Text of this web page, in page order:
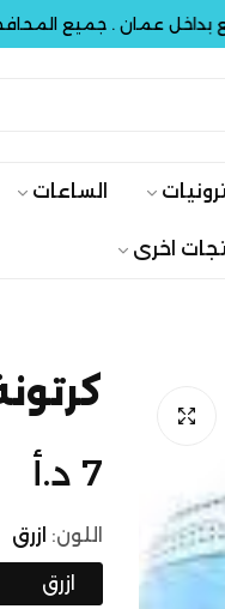
عمان . جميع المحافظات
الساعات
اخرى
كرتونة
السعر
الأصلي
7 د.أ
اللون: ازرق
ازرق